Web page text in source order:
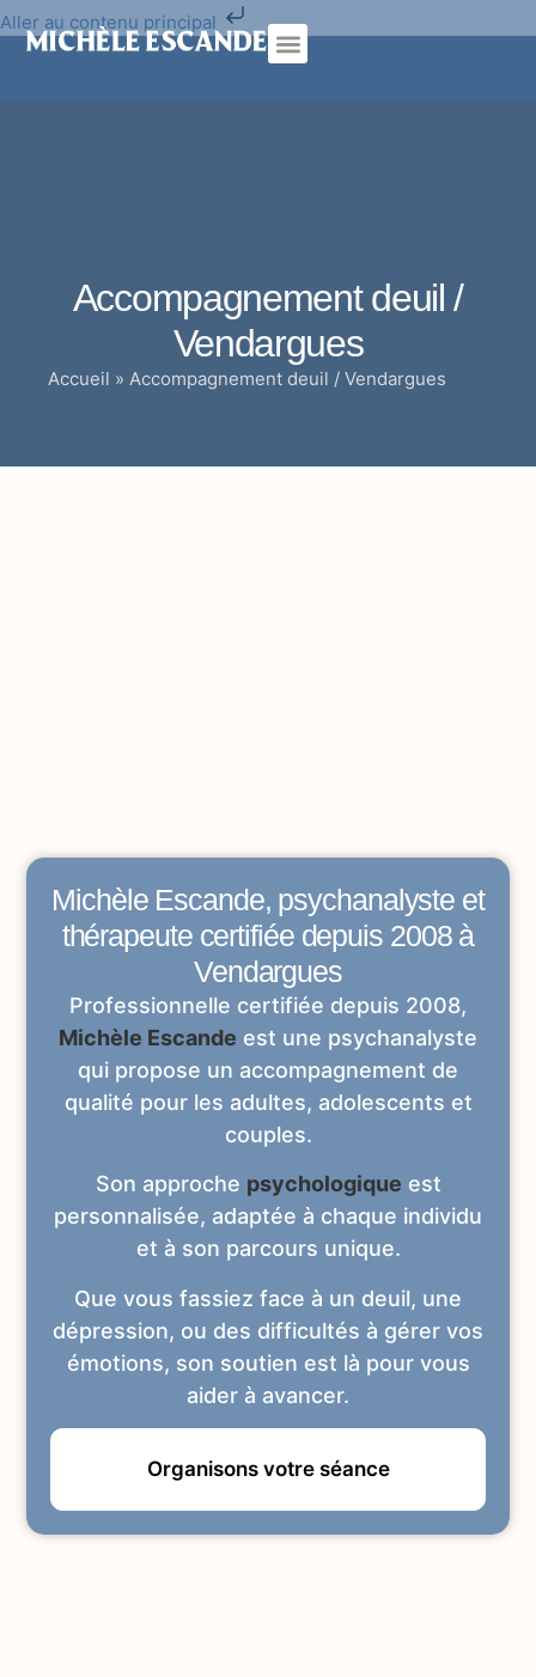
Aller au contenu principal
Accompagnement deuil /
Vendargues
Accueil »Accompagnement deuil / Vendargues
Michèle Escande, psychanalyste et
thérapeute certifiée depuis 2008 à
Vendargues
Professionnelle certifiée depuis 2008,
Michèle Escande est une psychanalyste
qui propose un accompagnement de
qualité pour les adultes, adolescents et
couples.
Son approche psychologique est
personnalisée, adaptée à chaque individu
et à son parcours unique.
Que vous fassiez face à un deuil, une
dépression, ou des difficultés à gérer vos
émotions, son soutien est là pour vous
aider à avancer.
Organisons votre séance